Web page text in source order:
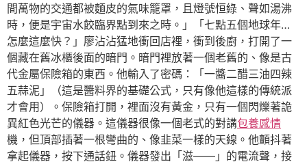
間萬物的交通都被麵皮的氣味籠罩，且燈號恒綠、聲如湯沸
時，便是宇宙水餃臨界點到來之時。」「七點五個地球年…
怎麼這麼快？」廖沾沾猛地衝回店裡，衝到後廚，打開了一
個藏在舊冰櫃後面的暗門。暗門裡放著一個老舊的、像是古
代金屬保險箱的東西。他輸入了密碼：「一醬二醋三油四辣
五蒜泥」（這是醬料界的基礎公式，只有像他這樣的傳統派
才會用）。保險箱打開，裡面沒有黃金，只有一個閃爍著詭
異紅色光芒的儀器。這儀器很像一個老式的對講包養感情
機，但頂部插著一根彎曲的、像韭菜一樣的天線。他顫抖著
拿起儀器，按下通話鈕。儀器發出「滋——」的電流聲，接